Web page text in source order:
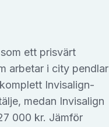
ett prisvärt
arbetar i city pendlar
Invisalign-
medan Invisalign
000 kr. Jämför